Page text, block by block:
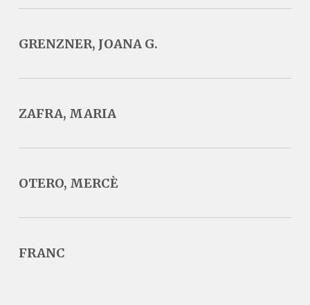
GRENZNER, JOANA G.
ZAFRA, MARIA
OTERO, MERCÈ
FRANC